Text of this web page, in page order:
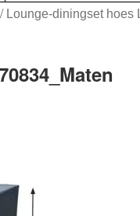
Lounge-diningset hoes